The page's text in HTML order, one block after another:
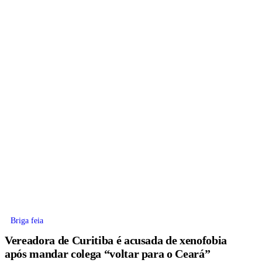
Briga feia
Vereadora de Curitiba é acusada de xenofobia
após mandar colega “voltar para o Ceará”